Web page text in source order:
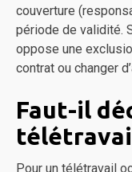
couverture
période de validité.
oppose une
contrat ou changer
Faut-il
Pour un télétravail